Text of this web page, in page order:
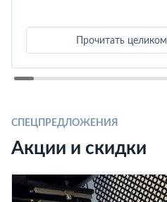
Прочитать целиком
СПЕЦПРЕДЛОЖЕНИЯ
Акции и скидки